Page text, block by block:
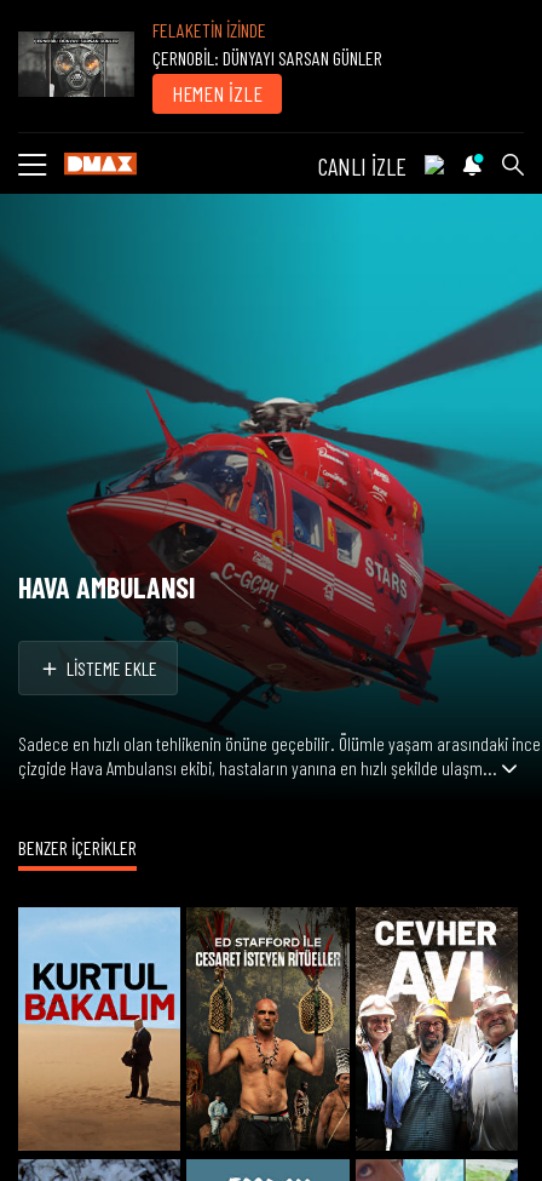
FELAKETİN İZİNDE
ÇERNOBİL: DÜNYAYI SARSAN GÜNLER
HEMEN İZLE
CANLI İZLE
HAVA AMBULANSI
LİSTEME EKLE
Sadece en hızlı olan tehlikenin önüne geçebilir. Ölümle yaşam arasındaki ince
çizgide Hava Ambulansı ekibi, hastaların yanına en hızlı şekilde ulaşm...
BENZER İÇERİKLER